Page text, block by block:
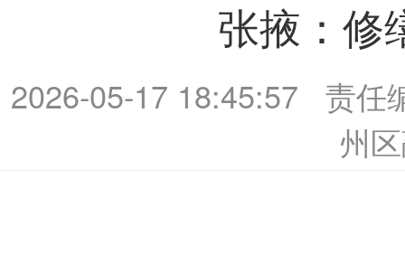
张掖：修
2026-05-17 18:45:57
责任
州